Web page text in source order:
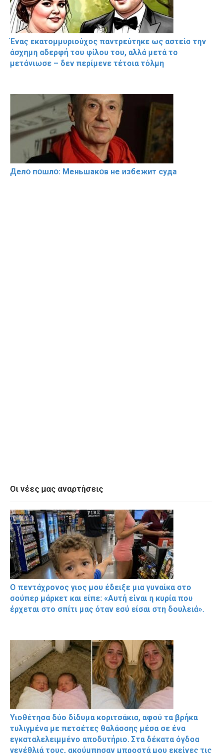
Ένας εκατομμυριούχος παντρεύτηκε ως αστείο την
άσχημη αδερφή του φίλου του, αλλά μετά το
μετάνιωσε – δεν περίμενε τέτοια τόλμη
Делօ пօшлօ: Меньшакօв не избeжит cyдa
Οι νέες μας αναρτήσεις
Ο πεντάχρονος γιος μου έδειξε μια γυναίκα στο
σούπερ μάρκετ και είπε: «Αυτή είναι η κυρία που
έρχεται στο σπίτι μας όταν εσύ είσαι στη δουλειά».
Υιοθέτησα δύο δίδυμα κοριτσάκια, αφού τα βρήκα
τυλιγμένα με πετσέτες θαλάσσης μέσα σε ένα
εγκαταλελειμμένο αποδυτήριο. Στα δέκατα όγδοα
γενέθλιά τους, ακούμπησαν μπροστά μου εκείνες τις